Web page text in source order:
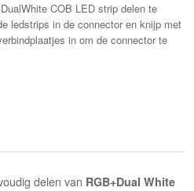
COB LED strip delen te
ledstrips in de connector en knijp met
in om de connector te
delen van RGB+Dual White